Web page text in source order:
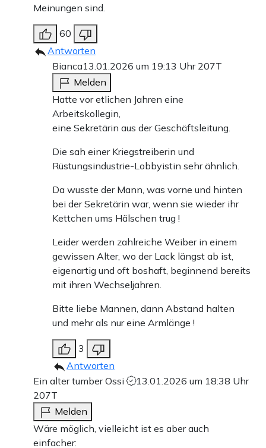
Meinungen sind.
60
Antworten
Bianca13.01.2026 um 19:13 Uhr 207T
Melden
Hatte vor etlichen Jahren eine
Arbeitskollegin,
eine Sekretärin aus der Geschäftsleitung.
Die sah einer Kriegstreiberin und
Rüstungsindustrie-Lobbyistin sehr ähnlich.
Da wusste der Mann, was vorne und hinten
bei der Sekretärin war, wenn sie wieder ihr
Kettchen ums Hälschen trug !
Leider werden zahlreiche Weiber in einem
gewissen Alter, wo der Lack längst ab ist,
eigenartig und oft boshaft, beginnend bereits
mit ihren Wechseljahren.
Bitte liebe Mannen, dann Abstand halten
und mehr als nur eine Armlänge !
3
Antworten
Ein alter tumber Ossi
13.01.2026 um 18:38 Uhr
207T
Melden
Wäre möglich, vielleicht ist es aber auch
einfacher: